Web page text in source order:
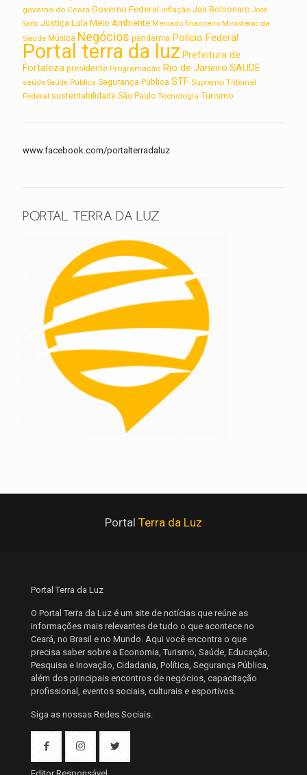
governo do Ceará Governo Federal inflação Jair Bolsonaro José
Sarto Justiça Lula Meio Ambiente Mercado financeiro Ministério da
Saúde Música Negócios pandemia Polícia Federal
Portal terra da luz Prefeitura de
Fortaleza presidente Programação Rio de Janeiro SAUDE
saúde Saúde Pública Segurança Pública STF Supremo Tribunal
Federal sustentabilidade São Paulo Tecnologia Turismo
www.facebook.com/portalterradaluz
PORTAL TERRA DA LUZ
Portal Terra da Luz
Portal Terra da Luz
O Portal Terra da Luz é um site de notícias que reúne as
informações mais relevantes de tudo o que acontece no
Ceará, no Brasil e no Mundo. Aqui você encontra o que
precisa saber sobre a Economia, Turismo, Saúde, Educação,
Pesquisa e Inovação, Cidadania, Política, Segurança Pública,
além dos principais encontros de negócios, capacitação
profissional, eventos sociais, culturais e esportivos.
Siga as nossas Redes Sociais.